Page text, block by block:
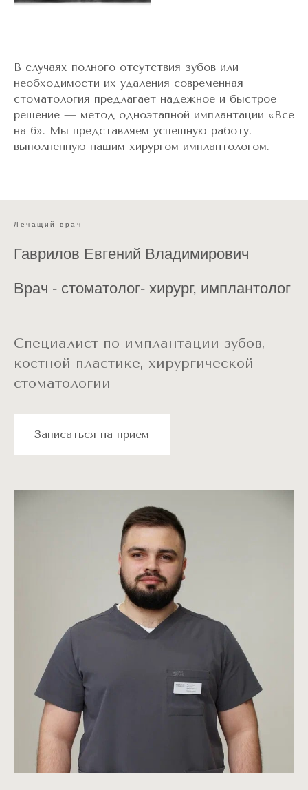
В случаях полного отсутствия зубов или
необходимости их удаления современная
стоматология предлагает надежное и быстрое
решение — метод одноэтапной имплантации «Все
на 6». Мы представляем успешную работу,
выполненную нашим хирургом-имплантологом.
Лечащий врач
Гаврилов Евгений Владимирович
Врач - стоматолог- хирург, имплантолог
Специалист по имплантации зубов,
костной пластике, хирургической
стоматологии
Записаться на прием